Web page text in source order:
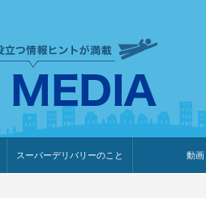
スーパーデリバリーのこと 動画